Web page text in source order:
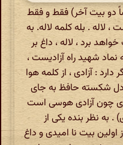
دو بیت آخر) فقط و فقط
لاله . بله کلمه لاله. به
برد ، لاله ، داغ بر
شهید راه آزادیست ،
: آزادی ، از کلمه هوا
شکسته حافظ به جای
چون آزادی هوسی است
. به نظر بنده یکی از
بیت نا امیدی و داغ